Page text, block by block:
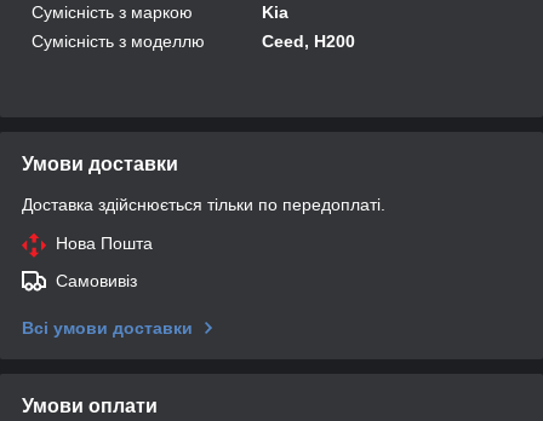
Сумісність з маркою
Kia
Сумісність з моделлю
Ceed, H200
Умови доставки
Доставка здійснюється тільки по передоплаті.
Нова Пошта
Самовивіз
Всі умови доставки
Умови оплати